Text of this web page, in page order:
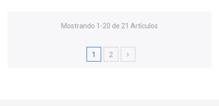
Mostrando 1-20 de 21 Artículos
1 2